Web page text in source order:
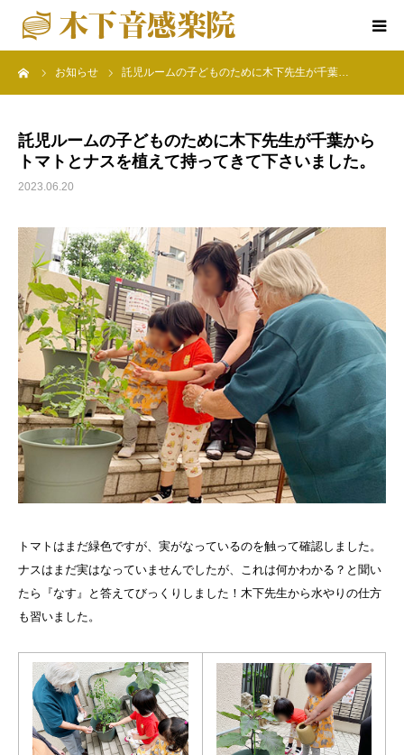
お知らせ 託児ルームの子どものために木下先生が千葉…
託児ルームの子どものために木下先生が千葉から
トマトとナスを植えて持ってきて下さいました。
2023.06.20
トマトはまだ緑色ですが、実がなっているのを触って確認しました。
ナスはまだ実はなっていませんでしたが、これは何かわかる？と聞い
たら『なす』と答えてびっくりしました！木下先生から水やりの仕方
も習いました。
ホーム
音感教育クラス
特別コース
楽院の行事
アクセス